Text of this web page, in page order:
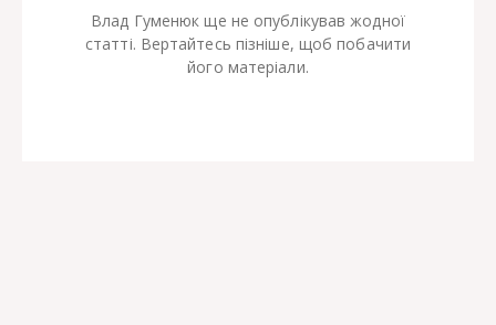
Влад Гуменюк ще не опублікував жодної
статті. Вертайтесь пізніше, щоб побачити
його матеріали.